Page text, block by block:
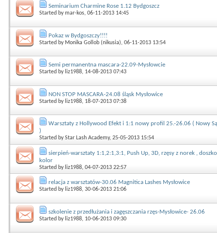
Seminarium Charmine Rose 1.12 Bydgoszcz
Started bymar-kos, 06-11-2013 14:45
Pokaz w Bydgoszczy!!!!
Started by Monika Gollob (nikusia), 06-11-2013 13:54
Semi permanentna mascara-22.09-Mysłowcie
Started by liz1988, 14-08-2013 07:43
NON STOP MASCARA-24.08 śląsk Mysłowice
Started by liz1988, 18-07-2013 07:38
Warsztaty z Hollywood Efekt i 1:1 nowy profil 25.-26.06 ( Nowy
)
Started byStar Lash Academy, 25-05-2013 15:54
sierpień-warsztaty 1:1,2:1,3:1, Push Up, 3D, rzęsy z norek ,
kolor
Started by liz1988, 04-07-2013 22:57
relacja z warsztatów-30.06 Magnitica Lashes Mysłowice
Started by liz1988, 30-06-2013 21:06
szkolenie z przedłużania i zagęszczania rzęs-Mysłowice- 26.06
Started by liz1988, 10-06-2013 09:30